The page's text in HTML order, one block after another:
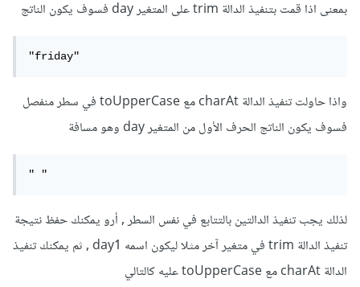
بمعنى اذا قمت بتنفيذ الدالة trim على المتغير day فسوف يكون الناتج
"friday"
واذا حاولت تنفيذ الدالة charAt مع toUpperCase في سطر منفصل
فسوف يكون الناتج الحرف الأول من المتغير day وهو مسافة
" "
لذلك يجب تنفيذ الدالتين بالتتابع في نفس السطر , أرو يمكنك حفظ نتيجة
تنفيذ الدالة trim في متغير آخر مثلا ليكون اسمه day1 , ثم يمكنك تنفيذ
الدالة charAt مع toUpperCase عليه كالتالي